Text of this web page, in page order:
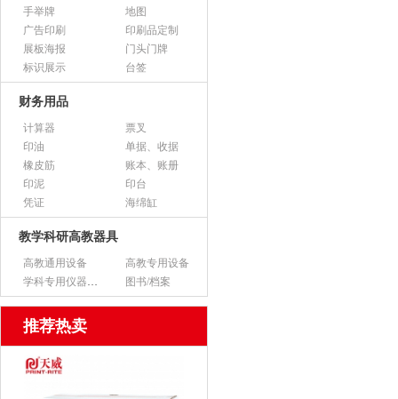
手举牌
地图
广告印刷
印刷品定制
展板海报
门头门牌
标识展示
台签
财务用品
计算器
票叉
印油
单据、收据
橡皮筋
账本、账册
印泥
印台
凭证
海绵缸
教学科研高教器具
高教通用设备
高教专用设备
学科专用仪器设备
图书/档案
推荐热卖